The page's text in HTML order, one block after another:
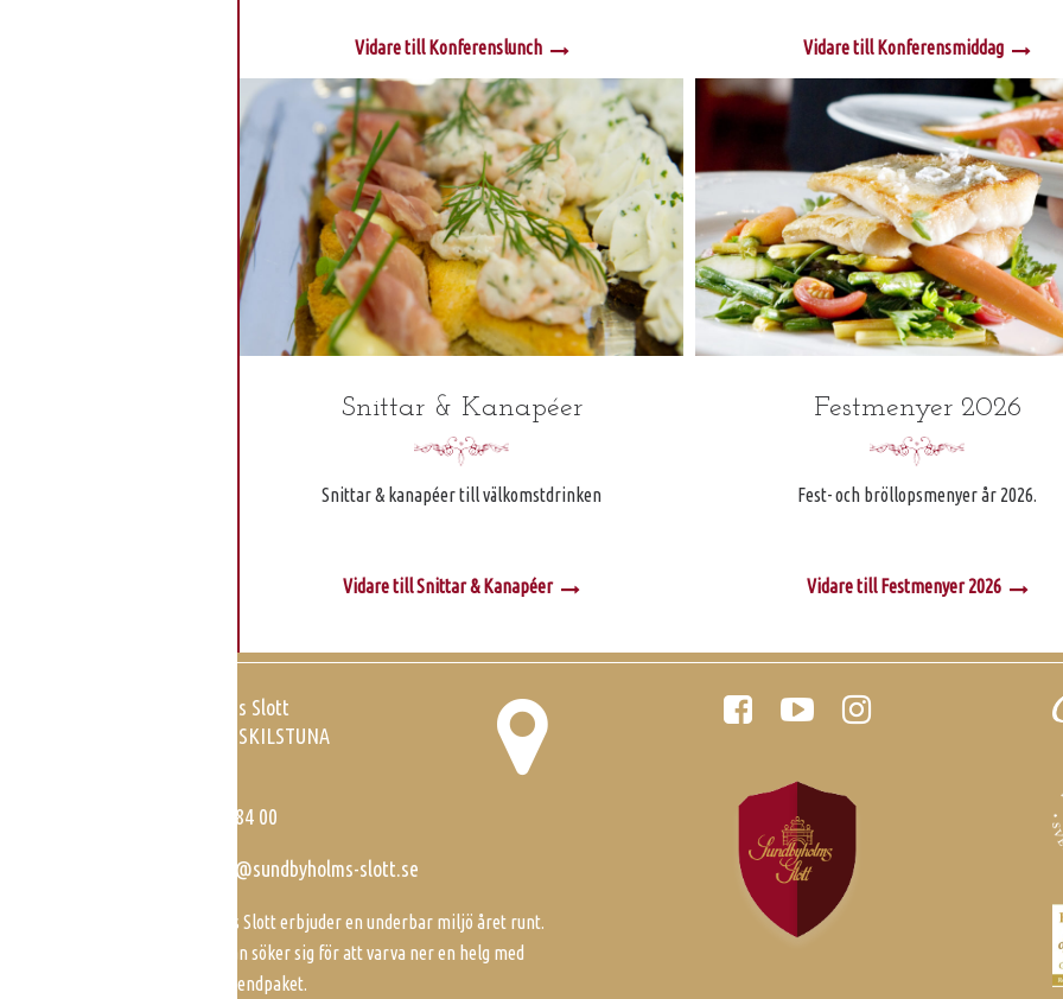
Vidare till Konferenslunch Vidare till Konferensmiddag
Snittar & Kanapéer
Snittar & kanapéer till välkomstdrinken
Vidare till Snittar & Kanapéer
Festmenyer 2026
Fest- och bröllopsmenyer år 2026.
Vidare till Festmenyer 2026
Sundbyholms Slott
SE-635 08 ESKILSTUNA
016-42 84 00
info@sundbyholms-slott.se
Sundbyholms Slott erbjuder en underbar miljö året runt.
Det är hit man söker sig för att varva ner en helg med
slottets weekendpaket.